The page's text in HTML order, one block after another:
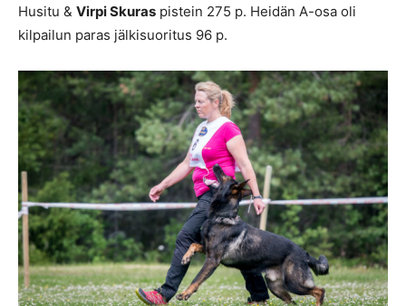
Husitu & Virpi Skuras pistein 275 p. Heidän A-osa oli
kilpailun paras jälkisuoritus 96 p.